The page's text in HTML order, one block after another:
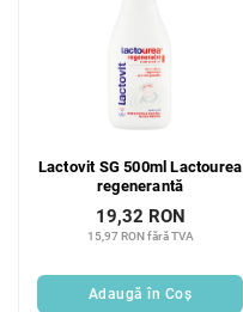
Lactovit SG 500ml Lactourea
regenerantă
15,97 RON fără TVA
19,32 RON
Adaugă în Coş